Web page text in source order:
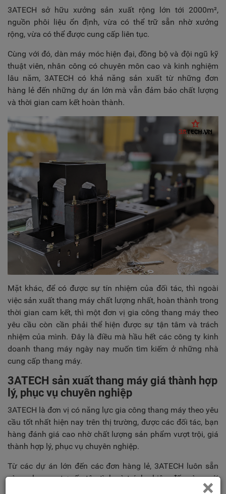
3ATECH sở hữu xưởng sản xuất rộng lớn tới 2000m²,
nguồn phôi liệu ổn định, vừa có thể trữ sẵn nhờ xưởng
rộng, vừa có thể được cung cấp liên tục.
Cùng với đó, dàn máy móc hiện đại, đồng bộ và đội ngũ kỹ
thuật viên, nhân công có chuyên môn cao và kinh nghiệm
lâu năm, 3ATECH có khả năng sản xuất từ những đơn
hàng lẻ đến những dự án lớn mà vẫn đảm bảo chất lượng
và thời gian cam kết hoàn thành.
Mặt khác, để có được sự tín nhiệm của đối tác, thì ngoài
việc sản xuất thang máy chất lượng nhất, hoàn thành trong
thời gian cam kết, thì một đơn vị gia công thang máy theo
yêu cầu còn cần phải thể hiện được sự tận tâm và trách
nhiệm của mình. Đây là điều mà hầu hết các công ty kinh
doanh thang máy ngày nay muốn tìm kiếm ở những nhà
cung cấp thang máy.
3ATECH sản xuất thang máy giá thành hợp
lý, phục vụ chuyên nghiệp
3ATECH là đơn vị có năng lực gia công thang máy theo yêu
cầu tốt nhất hiện nay trên thị trường, được các đối tác, bạn
hàng đánh giá cao nhờ chất lượng sản phẩm vượt trội, giá
thành hợp lý, phục vụ chuyên nghiệp.
Từ các dự án lớn đến các đơn hàng lẻ, 3ATECH luôn sẵn
sàng phục vụ, tư vấn tận tình và trách nhiệm đến cùng với
đối tác. Điều đó giúp xây dựng lòng tin của các đối tác với
×